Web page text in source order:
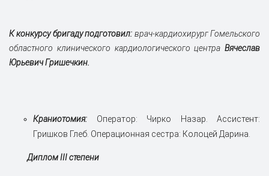
К конкурсу бригаду подготовил: врач-кардиохирург Гомельского
областного клинического кардиологического центра Вячеслав
Юрьевич Гришечкин.
Краниотомия: Оператор: Чирко Назар. Ассистент:
Гришков Глеб. Операционная сестра: Колоцей Дарина.
Диплом III степени